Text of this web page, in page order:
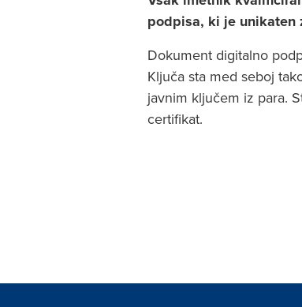
podpisa, ki je unikaten
Dokument digitalno
Ključa sta med seboj
javnim ključem iz para.
certifikat.